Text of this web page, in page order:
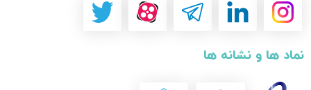
نماد ها و نشانه ها